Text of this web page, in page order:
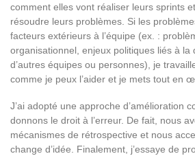
comment elles vont réaliser leurs sprints
résoudre leurs problèmes. Si les
facteurs extérieurs à l’équipe (ex. :
organisationnel, enjeux politiques liés à la
d’autres équipes ou personnes), je
comme je peux l’aider et je mets tout en
J’ai adopté une approche d’amélioration
donnons le droit à l’erreur. De fait, nous
mécanismes de rétrospective et nous
change d’idée. Finalement, j’essaye de